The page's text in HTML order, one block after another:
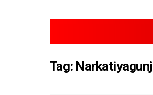
Tag: Narkatiyagunj